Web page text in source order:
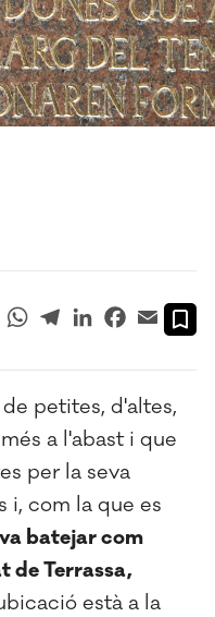
BlueskyWhatsApp
TelegramLinkedInFacebook
Email
petites, d'altes,
a l'abast i que
per la seva
i, com la que es
batejar com
de Terrassa,
està a la